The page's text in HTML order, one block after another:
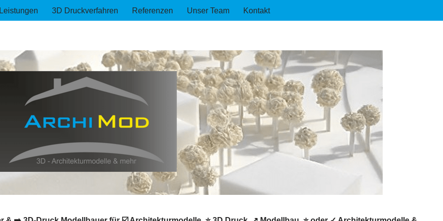
Leistungen 3D Druckverfahren Referenzen Unser Team Kontakt